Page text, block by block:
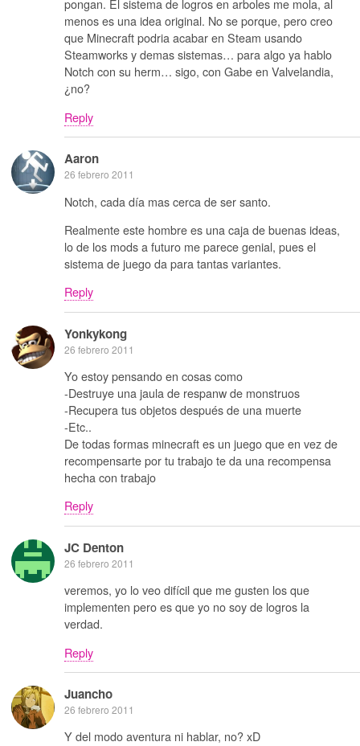
pongan. El sistema de logros en arboles me mola, al
menos es una idea original. No se porque, pero creo
que Minecraft podria acabar en Steam usando
Steamworks y demas sistemas… para algo ya hablo
Notch con su herm… sigo, con Gabe en Valvelandia,
¿no?
Reply
Aaron
26 febrero 2011
Notch, cada día mas cerca de ser santo.
Realmente este hombre es una caja de buenas ideas,
lo de los mods a futuro me parece genial, pues el
sistema de juego da para tantas variantes.
Reply
Yonkykong
26 febrero 2011
Yo estoy pensando en cosas como
-Destruye una jaula de respanw de monstruos
-Recupera tus objetos después de una muerte
-Etc..
De todas formas minecraft es un juego que en vez de
recompensarte por tu trabajo te da una recompensa
hecha con trabajo
Reply
JC Denton
26 febrero 2011
veremos, yo lo veo difícil que me gusten los que
implementen pero es que yo no soy de logros la
verdad.
Reply
Juancho
26 febrero 2011
Y del modo aventura ni hablar, no? xD